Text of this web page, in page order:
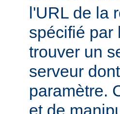
l'URL de la
spécifié par
trouver un
serveur
paramètre.
et de